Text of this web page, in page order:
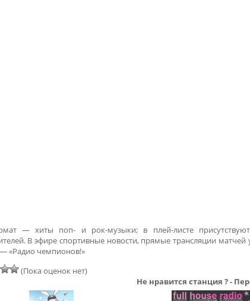
— хиты поп- и рок-музыки; в плей-листе
В эфире спортивные новости, прямые трансляции
«Радио чемпионов!»
(Пока оценок нет)
Не нравится станция ? -